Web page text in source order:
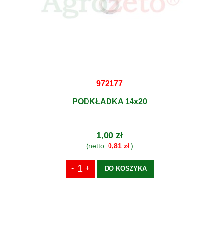
972177
PODKŁADKA 14x20
1,00 zł
(netto: 0,81 zł)
DO KOSZYKA